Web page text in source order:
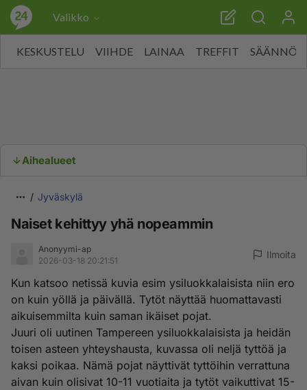
Valikko
KESKUSTELU VIIHDE LAINAA TREFFIT SÄÄNNÖT
Aihealueet
Jyväskylä
Naiset kehittyy yhä nopeammin
Anonyymi-ap
2026-03-18 20:21:51
Ilmoita
Kun katsoo netissä kuvia esim ysiluokkalaisista niin ero
on kuin yöllä ja päivällä. Tytöt näyttää huomattavasti
aikuisemmilta kuin saman ikäiset pojat.
Juuri oli uutinen Tampereen ysiluokkalaisista ja heidän
toisen asteen yhteyshausta, kuvassa oli neljä tyttöä ja
kaksi poikaa. Nämä pojat näyttivät tyttöihin verrattuna
aivan kuin olisivat 10-11 vuotiaita ja tytöt vaikuttivat 15-